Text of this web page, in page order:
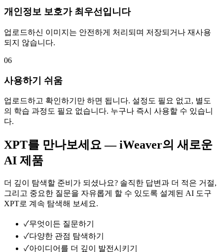
개인정보 보호가 최우선입니다
업로드하신 이미지는 안전하게 처리되며 저장되거나 재사용
되지 않습니다.
06
사용하기 쉬움
업로드하고 확인하기만 하면 됩니다. 설정도 필요 없고, 별도
의 학습 과정도 필요 없습니다. 누구나 즉시 사용할 수 있습니
다.
XPT를 만나보세요 — iWeaver의 새로운
AI 제품
더 깊이 탐색할 준비가 되셨나요? 솔직한 답변과 더 적은 거절,
그리고 중요한 질문을 자유롭게 할 수 있도록 설계된 AI 도구
XPT로 계속 탐색해 보세요.
✓무엇이든 질문하기
✓다양한 관점 탐색하기
✓아이디어를 더 깊이 발전시키기